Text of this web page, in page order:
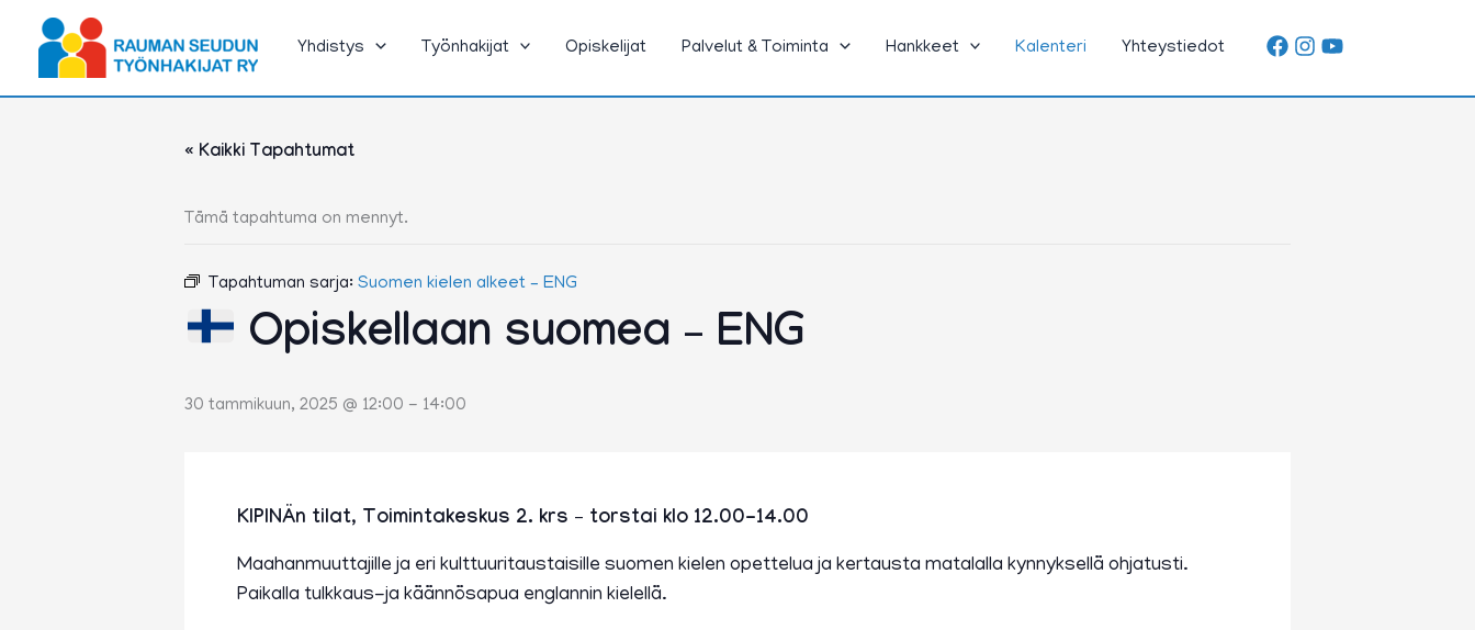
sisältöön
Yhdistys
Työnhakijat Opiskelijat Palvelut & Toiminta Hankkeet Kalenteri Yhteystiedot
« Kaikki Tapahtumat
Tämä tapahtuma on mennyt.
Tapahtuman sarja: Suomen kielen alkeet – ENG
Opiskellaan suomea – ENG
30 tammikuun, 2025 @ 12:00 - 14:00
KIPINÄn tilat, Toimintakeskus 2. krs – torstai klo 12.00-14.00
Maahanmuuttajille ja eri kulttuuritaustaisille suomen kielen opettelua ja kertausta matalalla kynnyksellä ohjatusti.
Paikalla tulkkaus-ja käännösapua englannin kielellä.